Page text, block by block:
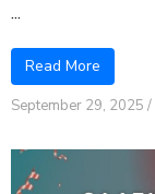
...
Read More
September 29, 2025 /